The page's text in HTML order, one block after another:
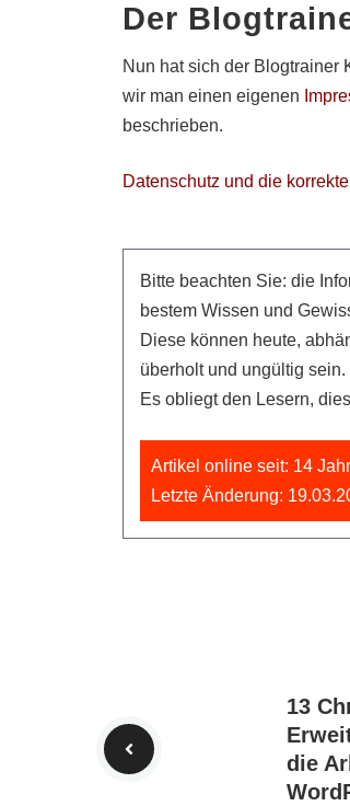
Der
Nun hat sich der Blogtrainer
wir man einen eigenen
beschrieben.
Datenschutz und die
Bitte beachten Sie: die
bestem Wissen und
Diese können heute,
überholt und ungültig sein.
Es obliegt den Lesern,
Artikel online seit: 14
Letzte Änderung:
13
die